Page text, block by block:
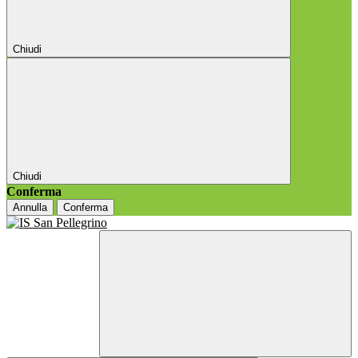
Chiudi
Chiudi
Conferma
Annulla Conferma